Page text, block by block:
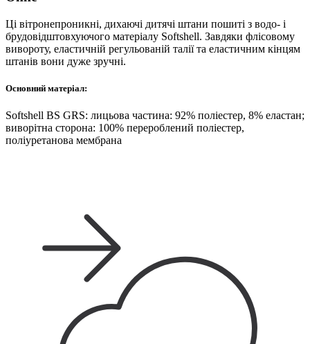
Ці вітронепроникні, дихаючі дитячі штани пошиті з водо- і
брудовідштовхуючого матеріалу Softshell. Завдяки флісовому
вивороту, еластичній регульованій талії та еластичним кінцям
штанів вони дуже зручні.
Основний матеріал:
Softshell BS GRS: лицьова частина: 92% поліестер, 8% еластан;
виворітна сторона: 100% перероблений поліестер,
поліуретанова мембрана